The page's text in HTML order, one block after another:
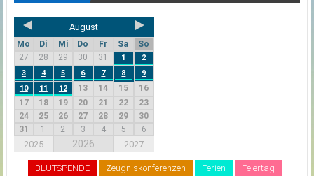
August
Mo Di Mi Do Fr Sa
So
27
28 29 30 31 1
2
3
4 5 6 7 8
9
10
11 12 13 14 15
16
17
18 19 20 21 22
23
24
25 26 27 28 29
30
31
1 2 3 4 5 6
2025 2026 2027
BLUTSPENDE Zeugniskonferenzen Ferien
Feiertag